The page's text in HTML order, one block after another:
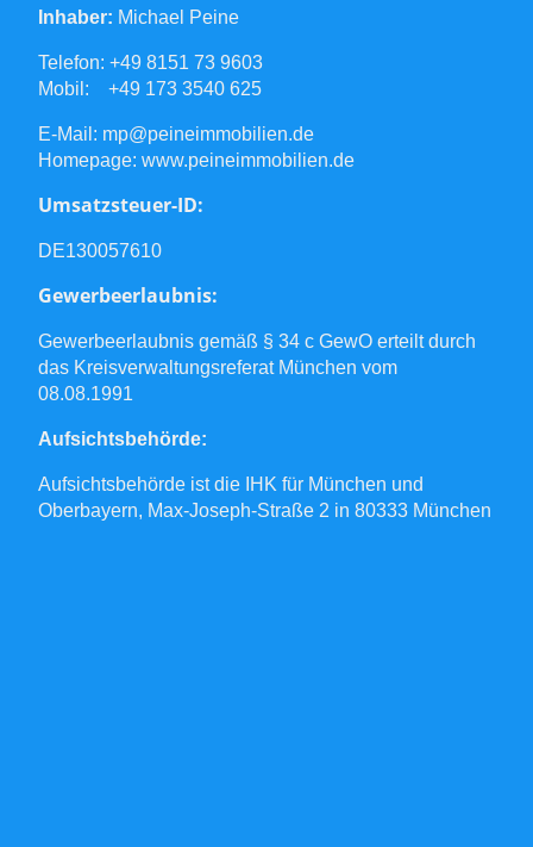
Inhaber: Michael Peine
Telefon: +49 8151 73 9603
Mobil: +49 173 3540 625
E-Mail: mp@peineimmobilien.de
Homepage: www.peineimmobilien.de
Umsatzsteuer-ID:
DE130057610
Gewerbeerlaubnis:
Gewerbeerlaubnis gemäß § 34 c GewO erteilt durch
das Kreisverwaltungsreferat München vom
08.08.1991
Aufsichtsbehörde:
Aufsichtsbehörde ist die IHK für München und
Oberbayern, Max-Joseph-Straße 2 in 80333 München